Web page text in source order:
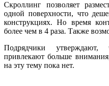
Скроллинг позволяет
одной поверхности, что
конструкциях. Но время
более чем в 4 раза. Также
Подрядчики
привлекают больше
на эту тему пока нет.